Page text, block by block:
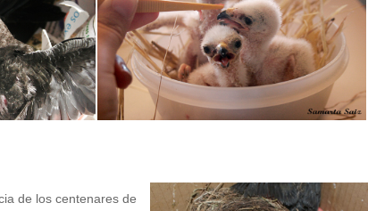
de los centenares de